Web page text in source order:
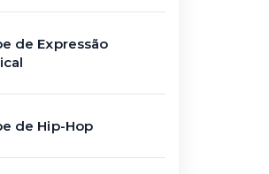
de Expressão
de Hip-Hop